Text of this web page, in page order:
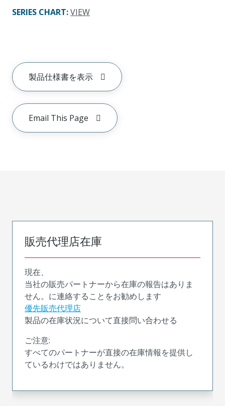
SERIES CHART:VIEW
製品仕様書を表示
Email This Page
販売代理店在庫
現在、
当社の販売パートナーから在庫の報告はありま
せん。に連絡することをお勧めします
優先販売代理店
製品の在庫状況について直接問い合わせる
ご注意:
すべてのパートナーが直接の在庫情報を提供し
ているわけではありません。